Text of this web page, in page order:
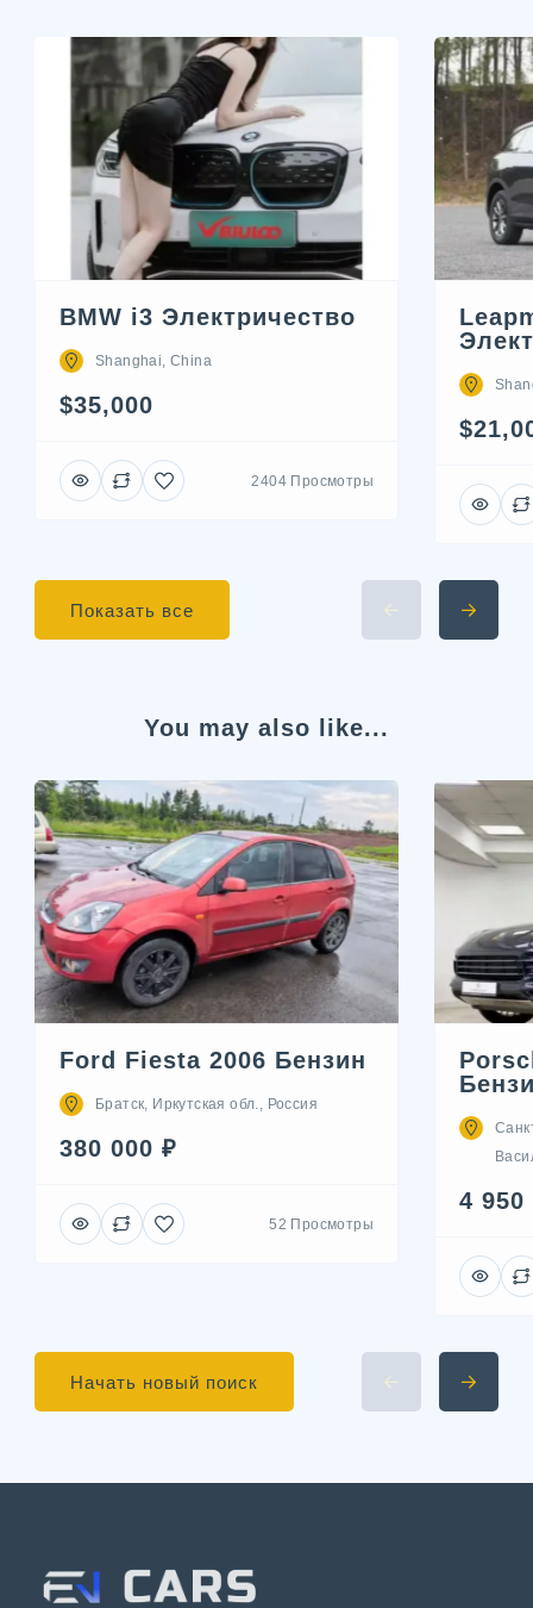
BMW i3 Электричество
Shanghai, China
$35,000
2404 Просмотры
Показать все
You may also like...
Ford Fiesta 2006 Бензин
Братск, Иркутская обл., Россия
380 000 ₽
52 Просмотры
4 950
Начать новый поиск